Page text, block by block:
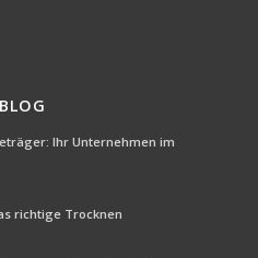
Ihr Unternehmen im
richtige Trocknen